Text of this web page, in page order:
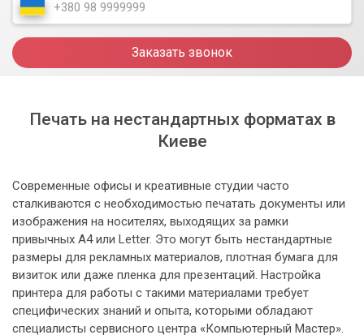
Заказать звонок
Печать на нестандартных форматах в
Киеве
Современные офисы и креативные студии часто
сталкиваются с необходимостью печатать документы или
изображения на носителях, выходящих за рамки
привычных A4 или Letter. Это могут быть нестандартные
размеры для рекламных материалов, плотная бумага для
визиток или даже пленка для презентаций. Настройка
принтера для работы с такими материалами требует
специфических знаний и опыта, которыми обладают
специалисты сервисного центра «Компьютерный Мастер».